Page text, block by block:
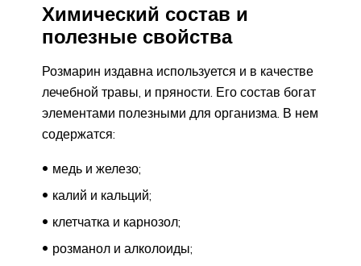
Химический состав и
полезные свойства
Розмарин издавна используется и в качестве
лечебной травы, и пряности. Его состав богат
элементами полезными для организма. В нем
содержатся:
медь и железо;
калий и кальций;
клетчатка и карнозол;
розманол и алколоиды;